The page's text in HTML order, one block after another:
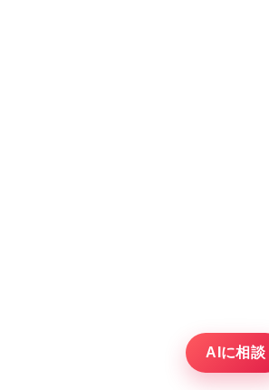
AIに相談